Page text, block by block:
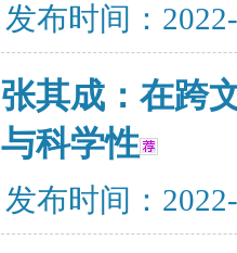
发布时间：
张其成：在跨
与科学性
发布时间：